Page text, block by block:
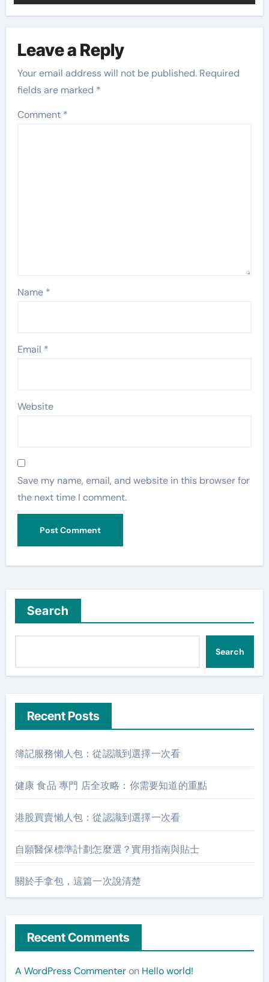
Leave a Reply
Your email address will not be published. Required
fields are marked *
Comment *
Name *
Email *
Website
Save my name, email, and website in this browser for
the next time I comment.
Search
Search
Recent Posts
簿記服務懶人包：從認識到選擇一次看
健康 食品 專門 店全攻略：你需要知道的重點
港股買賣懶人包：從認識到選擇一次看
自願醫保標準計劃怎麼選？實用指南與貼士
關於手拿包，這篇一次說清楚
Recent Comments
A WordPress Commenteron Hello world!